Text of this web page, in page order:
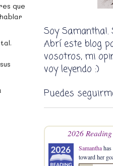
que
Soy Samantha!.
Abrí este blog
vosotros, mi
voy leyendo :)
Puedes
2026
Samantha
toward her